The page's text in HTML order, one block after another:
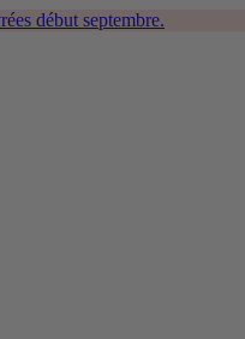
début septembre.